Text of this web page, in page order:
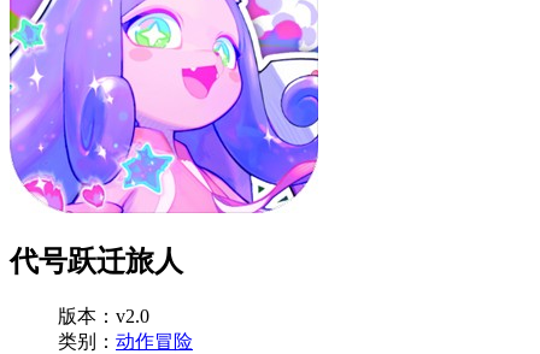
代号跃迁旅人
版本：v2.0
类别： 动作冒险